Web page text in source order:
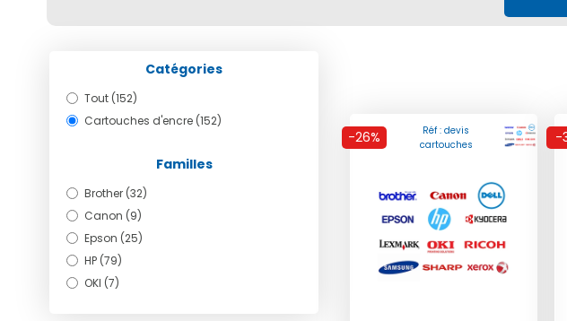
Catégories
Tout (152)
Cartouches d'encre (152)
Familles
Brother (32)
Canon (9)
Epson (25)
HP (79)
OKI (7)
-26%
Réf : devis
cartouches
-